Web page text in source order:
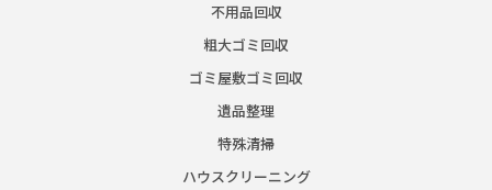
不用品回収
粗大ゴミ回収
ゴミ屋敷ゴミ回収
遺品整理
特殊清掃
ハウスクリーニング